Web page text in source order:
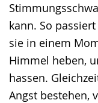
kann. So
sie in einem
Himmel heben,
hassen.
Angst bestehen,